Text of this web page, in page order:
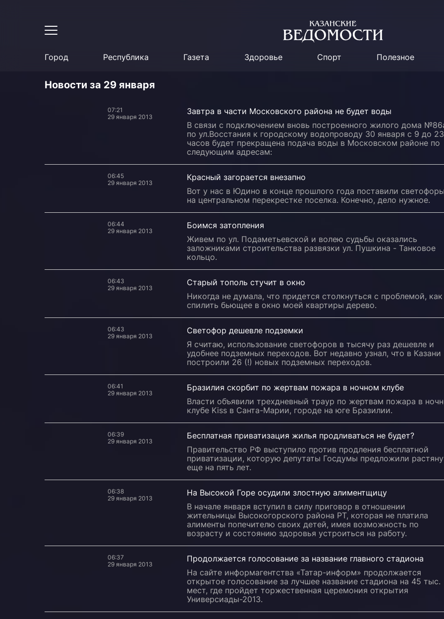
Город Республика Газета Здоровье Спорт Полезное
Новости за 29 января
07:21
29 января 2013
Завтра в части Московского района не будет воды
В связи с подключением вновь построенного жилого дома
по ул.Восстания к городскому водопроводу 30 января с 9 до 23
часов будет прекращена подача воды в Московском районе по
следующим адресам:
06:45
29 января 2013
Красный загорается внезапно
Вот у нас в Юдино в конце прошлого года поставили
на центральном перекрестке поселка. Конечно, дело нужное.
06:44
29 января 2013
Боимся затопления
Живем по ул. Подаметьевской и волею судьбы оказались
заложниками строительства развязки ул. Пушкина - Танковое
кольцо.
06:43
29 января 2013
Старый тополь стучит в окно
Никогда не думала, что придется столкнуться с проблемой, как
спилить бьющее в окно моей квартиры дерево.
06:43
29 января 2013
Светофор дешевле подземки
Я считаю, использование светофоров в тысячу раз дешевле и
удобнее подземных переходов. Вот недавно узнал, что в Казани
построили 26 (!) новых подземных переходов.
06:41
29 января 2013
Бразилия скорбит по жертвам пожара в ночном клубе
Власти объявили трехдневный траур по жертвам пожара в
клубе Kiss в Санта-Марии, городе на юге Бразилии.
06:39
29 января 2013
Бесплатная приватизация жилья продливаться не будет?
Правительство РФ выступило против продления бесплатной
приватизации, которую депутаты Госдумы предложили
еще на пять лет.
06:38
29 января 2013
На Высокой Горе осудили злостную алиментщицу
В начале января вступил в силу приговор в отношении
жительницы Высокогорского района РТ, которая не платила
алименты попечителю своих детей, имея возможность по
возрасту и состоянию здоровья устроиться на работу.
06:37
29 января 2013
Продолжается голосование за название главного стадиона
На сайте информагентства «Татар-информ» продолжается
открытое голосование за лучшее название стадиона на 45 тыс.
мест, где пройдет торжественная церемония открытия
Универсиады-2013.